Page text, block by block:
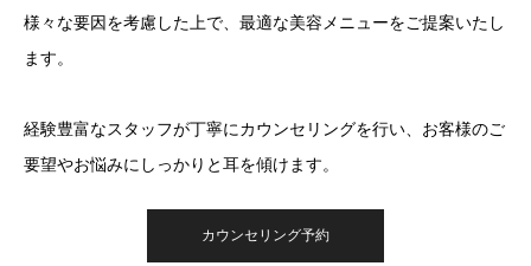
様々な要因を考慮した上で、最適な美容メニューをご提案いたし
ます。
経験豊富なスタッフが丁寧にカウンセリングを行い、お客様のご
要望やお悩みにしっかりと耳を傾けます。
カウンセリング予約